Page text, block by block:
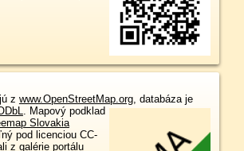
z www.OpenStreetMap.org, databáza je
. Mapový podklad
Slovakia
pod licenciou CC-
z galérie portálu